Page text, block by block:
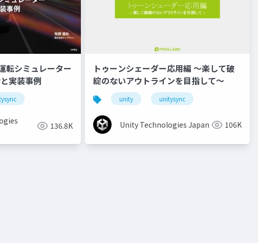
転シミュレーター
実装事例
136.8K
トゥーンシェーダー応用編 ～楽して破
綻のないアウトラインを目指して～
unity unitysync
Unity Technologies Japan 106K